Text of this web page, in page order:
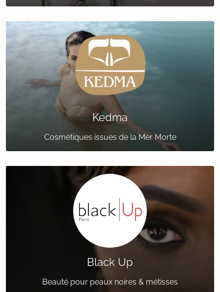
Kedma
Cosmétiques issues de la Mer Morte
Black Up
Beauté pour peaux noires & métisses